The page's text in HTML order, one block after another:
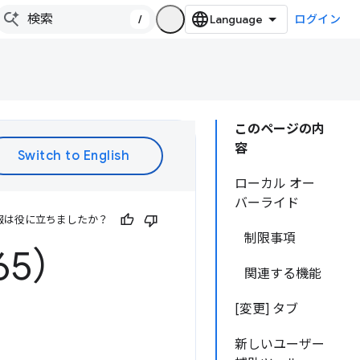
/ ログイン
このページの内
容
ローカル オー
バーライド
制限事項
関連する機能
[変更] タブ
新しいユーザー
は役に立ちましたか？
）